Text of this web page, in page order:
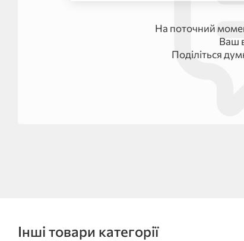
На поточний
Ваш
Поділіться
Інші товари категорії